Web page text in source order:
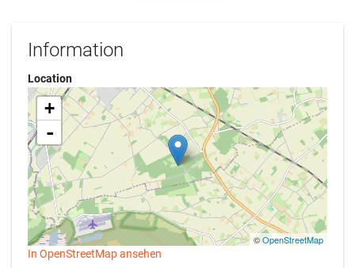
Information
Location
+
-
©OpenStreetMap
In OpenStreetMap ansehen